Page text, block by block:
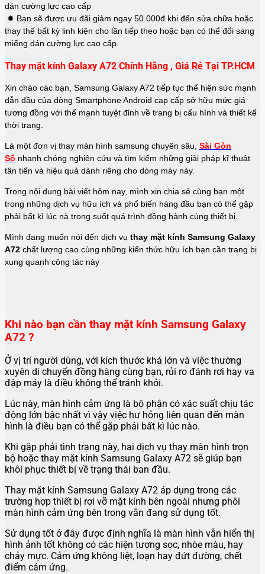
dán cường lực cao cấp
✹ Bạn sẽ được ưu đãi giảm ngay 50.000đ khi đến sửa chữa hoặc
thay thế bất kỳ linh kiện cho lần tiếp theo hoặc bạn có thể đổi sang
miếng dán cường lực cao cấp.
Thay mặt kính Galaxy A72 Chính Hãng , Giá Rẻ Tại TP.HCM
Xin chào các bạn, Samsung Galaxy A72 tiếp tục thể hiện sức mạnh
dẫn đầu của dòng Smartphone Android cap cấp sở hữu mức giá
tương đồng với thế mạnh tuyệt đỉnh về trang bị cấu hình và thiết kế
thời trang.
Là một đơn vị thay màn hình samsung chuyên sâu, Sài Gòn
Số nhanh chóng nghiên cứu và tìm kiếm những giải pháp kĩ thuật
tân tiến và hiệu quả dành riêng cho dòng máy này.
Trong nội dung bài viết hôm nay, mình xin chia sẻ cùng bạn một
trong những dịch vụ hữu ích và phổ biến hàng đầu bạn có thể gặp
phải bất kì lúc nà trong suốt quá trình đồng hành cùng thiết bị.
Mình đang muốn nói đến dịch vụ thay mặt kính Samsung Galaxy
A72 chất lượng cao cùng những kiến thức hữu ích bạn cần trang bị
xung quanh công tác này
Khi nào bạn cần thay mặt kính Samsung Galaxy
A72 ?
Ở vị trí người dùng, với kích thước khá lớn và việc thường
xuyên di chuyển đồng hàng cùng bạn, rủi ro đánh rơi hay va
đập máy là điều không thể tránh khỏi.
Lúc này, màn hình cảm ứng là bộ phận có xác suất chịu tác
động lớn bậc nhất vì vậy việc hư hỏng liên quan đến màn
hình là điều bạn có thể gặp phải bất kì lúc nào.
Khi gặp phải tình trạng này, hai dịch vụ thay màn hình trọn
bộ hoặc thay mặt kính Samsung Galaxy A72 sẽ giúp bạn
khôi phục thiết bị về trạng thái ban đầu.
Thay mặt kính Samsung Galaxy A72 áp dụng trong các
trường hợp thiết bị rơi vỡ mặt kính bên ngoài nhưng phôi
màn hình cảm ứng bên trong vẫn đang sử dụng tốt.
Sử dụng tốt ở đây được định nghĩa là màn hình vẫn hiển thị
hình ảnh tốt không có các hiện tượng sọc, nhòe màu, hay
chảy mực. Cảm ứng không liệt, loạn hay đứt đường, chết
điểm cảm ứng.